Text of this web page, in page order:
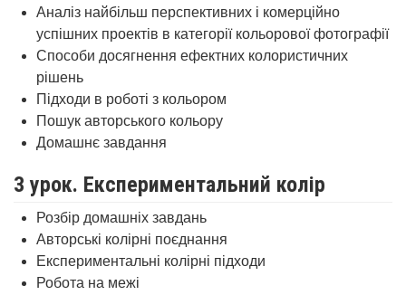
Аналіз найбільш перспективних і комерційно
успішних проектів в категорії кольорової фотографії
Способи досягнення ефектних колористичних
рішень
Підходи в роботі з кольором
Пошук авторського кольору
Домашнє завдання
3 урок. Експериментальний колір
Розбір домашніх завдань
Авторські колірні поєднання
Експериментальні колірні підходи
Робота на межі